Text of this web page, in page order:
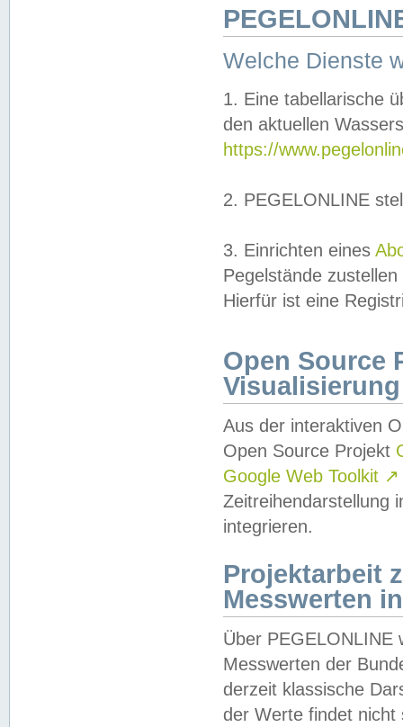
Welche Dienste
1. Eine tabellarische
den aktuellen
https://
2. PEGELONLINE
3. Einrichten eines
Pegelstände
Hierfür ist eine
Open Source
Visualisierung
Aus der interaktiven
Open Source Projekt
Google Web Toolkit ↗
Zeitreihendarstellung
integrieren.
Projektarbeit
Messwerten
Über PEGELONLINE
Messwerten der
derzeit klassische
der Werte findet